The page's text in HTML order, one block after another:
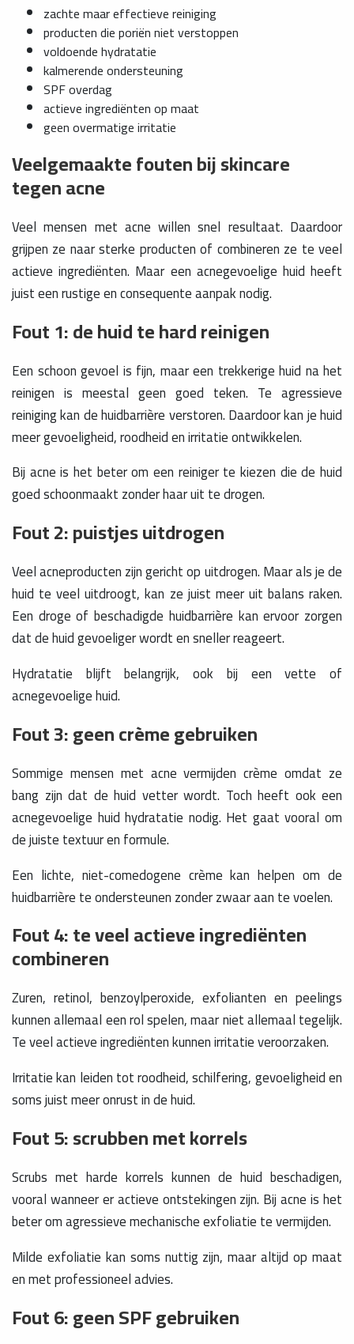
zachte maar effectieve reiniging
producten die poriën niet verstoppen
voldoende hydratatie
kalmerende ondersteuning
SPF overdag
actieve ingrediënten op maat
geen overmatige irritatie
Veelgemaakte fouten bij skincare
tegen acne
Veel mensen met acne willen snel resultaat. Daardoor
grijpen ze naar sterke producten of combineren ze te veel
actieve ingrediënten. Maar een acnegevoelige huid heeft
juist een rustige en consequente aanpak nodig.
Fout 1: de huid te hard reinigen
Een schoon gevoel is fijn, maar een trekkerige huid na het
reinigen is meestal geen goed teken. Te agressieve
reiniging kan de huidbarrière verstoren. Daardoor kan je huid
meer gevoeligheid, roodheid en irritatie ontwikkelen.
Bij acne is het beter om een reiniger te kiezen die de huid
goed schoonmaakt zonder haar uit te drogen.
Fout 2: puistjes uitdrogen
Veel acneproducten zijn gericht op uitdrogen. Maar als je de
huid te veel uitdroogt, kan ze juist meer uit balans raken.
Een droge of beschadigde huidbarrière kan ervoor zorgen
dat de huid gevoeliger wordt en sneller reageert.
Hydratatie blijft belangrijk, ook bij een vette of
acnegevoelige huid.
Fout 3: geen crème gebruiken
Sommige mensen met acne vermijden crème omdat ze
bang zijn dat de huid vetter wordt. Toch heeft ook een
acnegevoelige huid hydratatie nodig. Het gaat vooral om
de juiste textuur en formule.
Een lichte, niet-comedogene crème kan helpen om de
huidbarrière te ondersteunen zonder zwaar aan te voelen.
Fout 4: te veel actieve ingrediënten
combineren
Zuren, retinol, benzoylperoxide, exfolianten en peelings
kunnen allemaal een rol spelen, maar niet allemaal tegelijk.
Te veel actieve ingrediënten kunnen irritatie veroorzaken.
Irritatie kan leiden tot roodheid, schilfering, gevoeligheid en
soms juist meer onrust in de huid.
Fout 5: scrubben met korrels
Scrubs met harde korrels kunnen de huid beschadigen,
vooral wanneer er actieve ontstekingen zijn. Bij acne is het
beter om agressieve mechanische exfoliatie te vermijden.
Milde exfoliatie kan soms nuttig zijn, maar altijd op maat
en met professioneel advies.
Fout 6: geen SPF gebruiken